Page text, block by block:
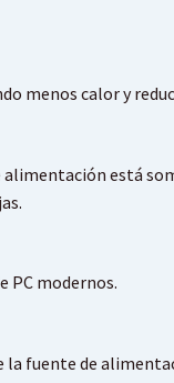
menos calor y
está
PC modernos.
fuente de